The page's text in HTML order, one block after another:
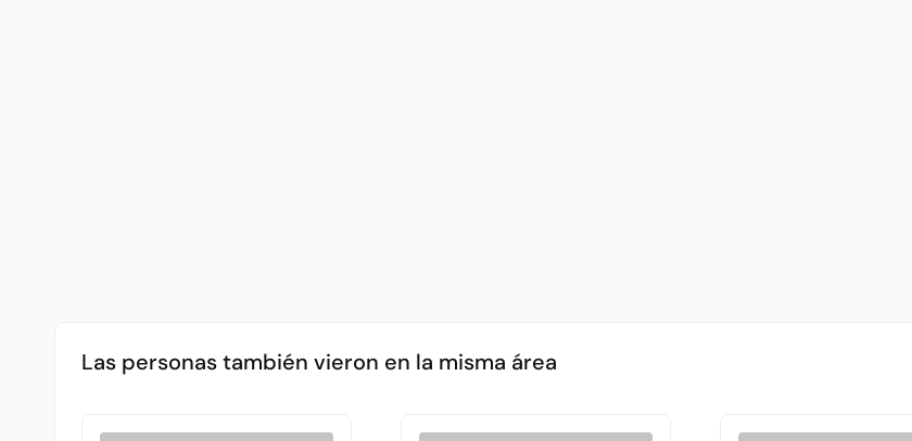
Las personas también vieron en la misma área